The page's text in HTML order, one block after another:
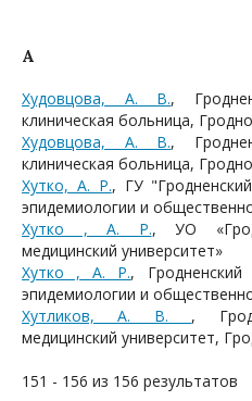
А
Худовцова, А. В.,
клиническая больница,
Худовцова, А. В.,
клиническая больница,
Хутко, А. Р., ГУ
эпидемиологии и
Хутко , А. Р., УО
медицинский университет»
Хутко , А. Р., Гродненский
эпидемиологии и
Хутликов, А. В. ,
медицинский университет,
151 - 156 из 156 результатов